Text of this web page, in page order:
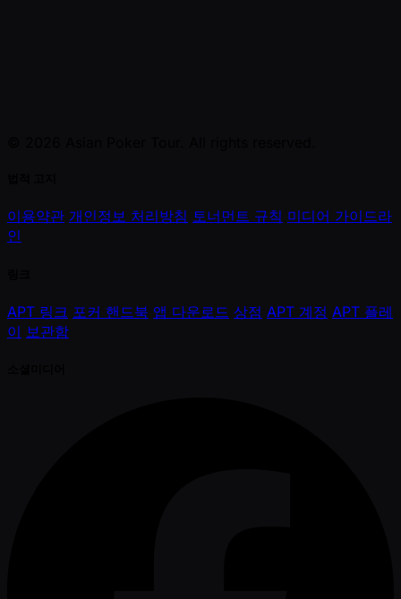
이용약관 개인정보 처리방침 토너먼트 규칙 미디어 가이드라
인
APT 링크 포커 핸드북 앱 다운로드 상점 APT 계정 APT 플레
이 보관함